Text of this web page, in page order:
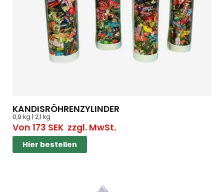
KANDISRÖHRENZYLINDER
0,9 kg | 2,1 kg
Von 173 SEKzzgl. MwSt.
Hier bestellen